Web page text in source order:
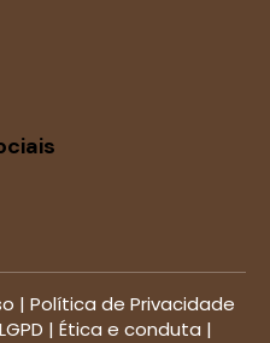
| Política de Privacidade
| Ética e conduta |